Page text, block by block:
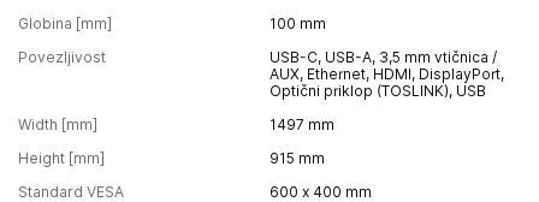
Globina [mm]
100 mm
Povezljivost
USB-C, USB-A, 3,5 mm vtičnica /
AUX, Ethernet, HDMI, DisplayPort,
Optični priklop (TOSLINK), USB
Width [mm]
1497 mm
Height [mm]
915 mm
Standard VESA
600 x 400 mm